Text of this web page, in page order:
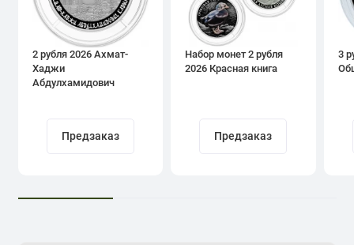
2 рубля 2026 Ахмат-
Хаджи
Абдулхамидович
Предзаказ
Набор монет 2 рубля
2026 Красная книга
Предзаказ
3